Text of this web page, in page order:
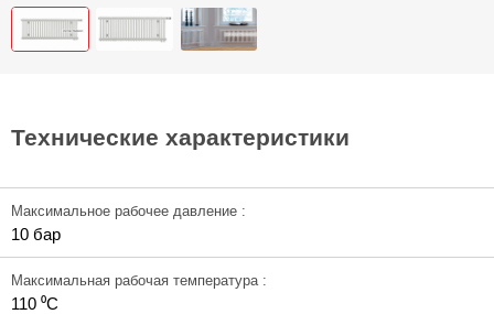
Технические характеристики
Максимальное рабочее давление :
10 бар
Максимальная рабочая температура :
110 ⁰С